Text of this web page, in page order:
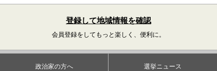
登録して地域情報を確認
会員登録をしてもっと楽しく、便利に。
政治家の方へ 選挙ニュース